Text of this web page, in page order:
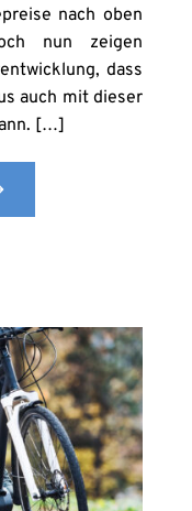
nach oben
nun zeigen
dass
auch mit dieser
[…]